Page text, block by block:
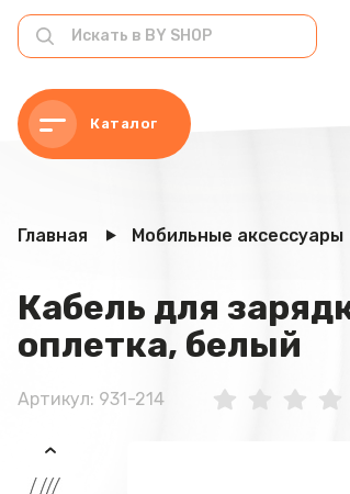
Каталог
Главная Мобильные аксессуары
Кабель для
оплетка, белый
Артикул: 931-214